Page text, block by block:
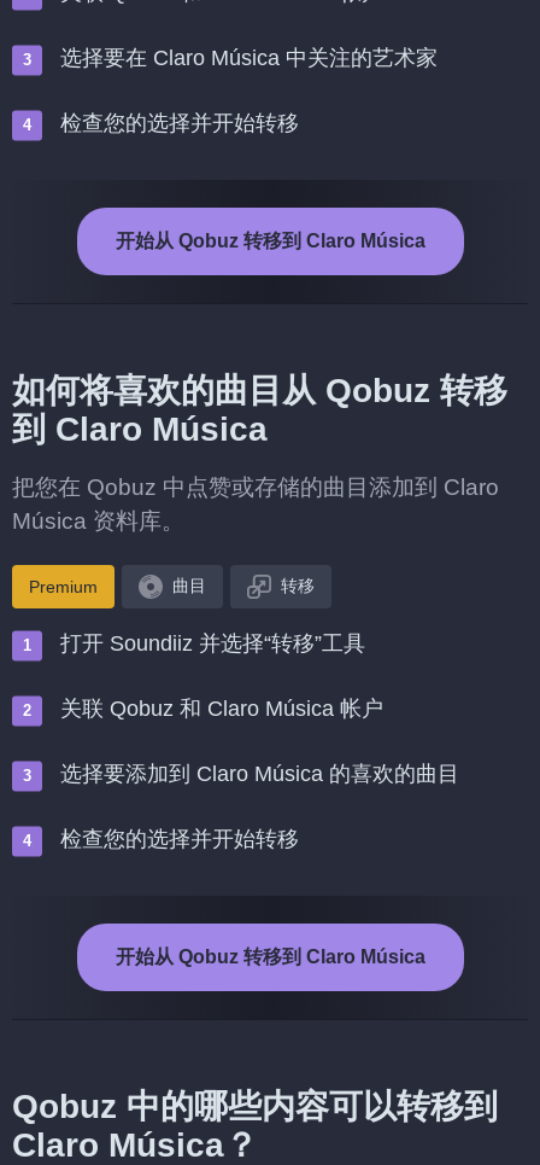
选择要在 Claro Música 中关注的艺术家
检查您的选择并开始转移
开始从 Qobuz 转移到 Claro Música
如何将喜欢的曲目从 Qobuz 转移
到 Claro Música
把您在 Qobuz 中点赞或存储的曲目添加到 Claro
Música 资料库。
Premium 曲目 转移
打开 Soundiiz 并选择“转移”工具
关联 Qobuz 和 Claro Música 帐户
选择要添加到 Claro Música 的喜欢的曲目
检查您的选择并开始转移
开始从 Qobuz 转移到 Claro Música
Qobuz 中的哪些内容可以转移到
Claro Música？